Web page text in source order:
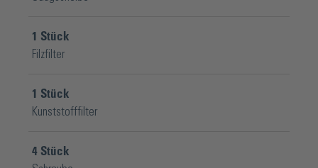
1 Stück
Filzfilter
1 Stück
Kunststofffilter
4 Stück